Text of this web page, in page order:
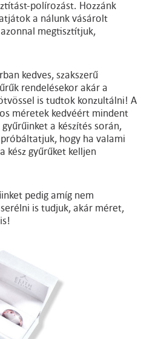
polírozást. Hozzánk
a nálunk vásárolt
megtisztítjuk,
kedves, szakszerű
rendelésekor akár a
is tudtok konzultálni! A
méretek kedvéért mindent
a készítés során,
hogy ha valami
kész gyűrűket kelljen
pedig amíg nem
is tudjuk, akár méret,